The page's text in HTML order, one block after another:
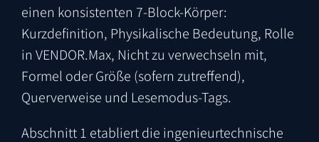
einen konsistenten 7-Block-Körper:
Kurzdefinition, Physikalische Bedeutung, Rolle
in VENDOR.Max, Nicht zu verwechseln mit,
Formel oder Größe (sofern zutreffend),
Querverweise und Lesemodus-Tags.
Abschnitt 1 etabliert die ingenieurtechnische